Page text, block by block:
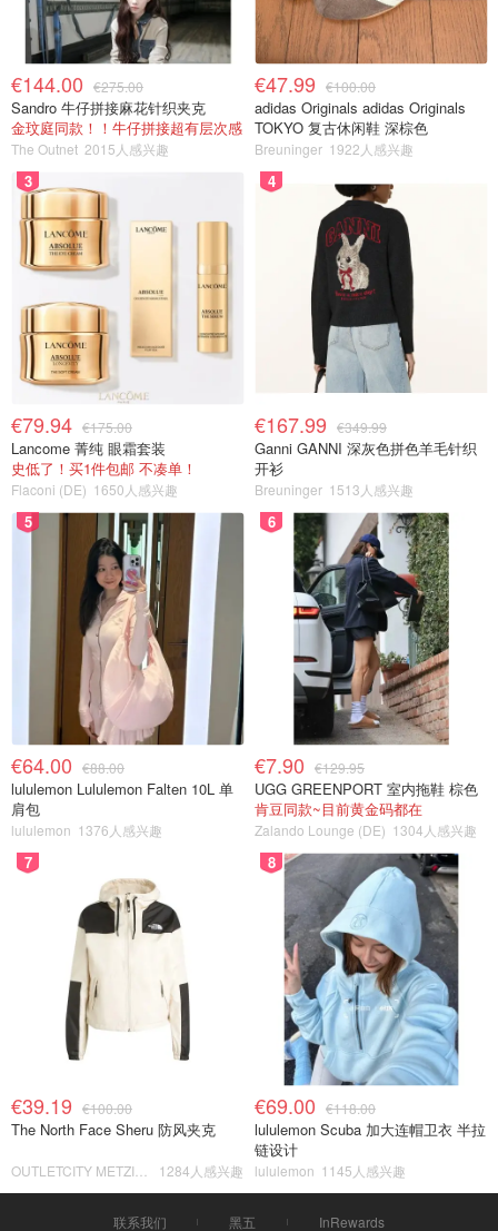
€144.00 €275.00
Sandro 牛仔拼接麻花针织夹克
金玟庭同款！！牛仔拼接超有层次感
The Outnet 2015人感兴趣
€47.99 €100.00
adidas Originals adidas Originals
TOKYO 复古休闲鞋 深棕色
Breuninger 1922人感兴趣
3
€79.94 €175.00
Lancome 菁纯 眼霜套装
史低了！买1件包邮 不凑单！
Flaconi (DE) 1650人感兴趣
4
€167.99 €349.99
Ganni GANNI 深灰色拼色羊毛针织
开衫
Breuninger 1513人感兴趣
5
€64.00 €88.00
lululemon Lululemon Falten 10L 单
肩包
lululemon 1376人感兴趣
6
€7.90 €129.95
UGG GREENPORT 室内拖鞋 棕色
肯豆同款~目前黄金码都在
Zalando Lounge (DE) 1304人感兴趣
7
€39.19 €100.00
The North Face Sheru 防风夹克
1284人感兴趣
8
€69.00 €118.00
lululemon Scuba 加大连帽卫衣 半拉
链设计
lululemon 1145人感兴趣
联系我们 黑五 InRewards